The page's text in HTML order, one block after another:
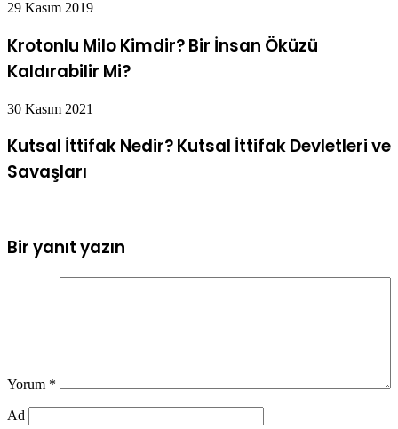
29 Kasım 2019
Krotonlu Milo Kimdir? Bir İnsan Öküzü
Kaldırabilir Mi?
30 Kasım 2021
Kutsal İttifak Nedir? Kutsal İttifak Devletleri ve
Savaşları
Bir yanıt yazın
Yorum *
Ad